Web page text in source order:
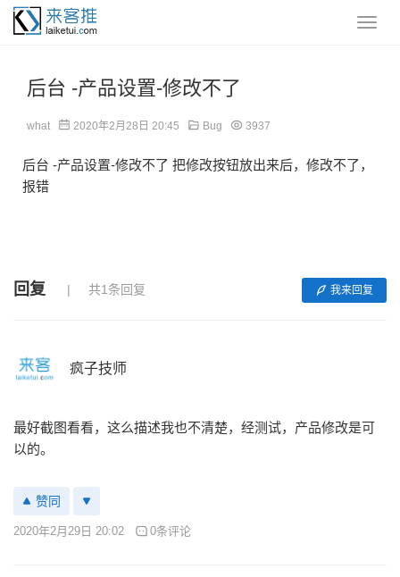
后台 -产品设置-修改不了
what 2020年2月28日 20:45 Bug 3937
后台 -产品设置-修改不了 把修改按钮放出来后，修改不了，
报错
回复 共1条回复 我来回复
疯子技师
最好截图看看，这么描述我也不清楚，经测试，产品修改是可
以的。
赞同
2020年2月29日 20:02 0条评论